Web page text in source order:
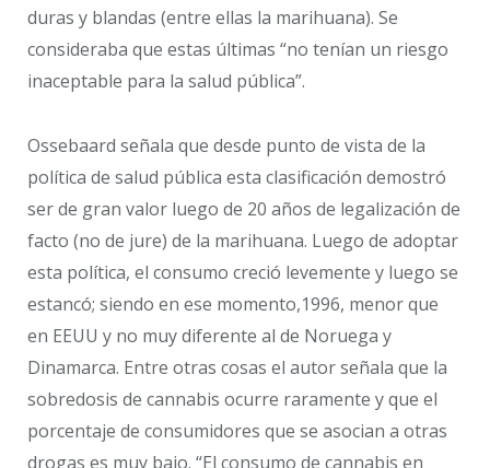
duras y blandas (entre ellas la marihuana). Se
consideraba que estas últimas “no tenían un riesgo
inaceptable para la salud pública”.
Ossebaard señala que desde punto de vista de la
política de salud pública esta clasificación demostró
ser de gran valor luego de 20 años de legalización de
facto (no de jure) de la marihuana. Luego de adoptar
esta política, el consumo creció levemente y luego se
estancó; siendo en ese momento,1996, menor que
en EEUU y no muy diferente al de Noruega y
Dinamarca. Entre otras cosas el autor señala que la
sobredosis de cannabis ocurre raramente y que el
porcentaje de consumidores que se asocian a otras
drogas es muy bajo. “El consumo de cannabis en